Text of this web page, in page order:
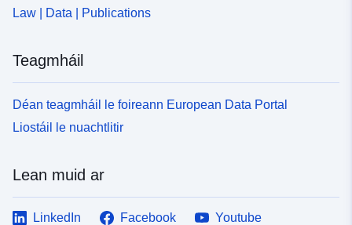
Law | Data | Publications
Teagmháil
Déan teagmháil le foireann European Data Portal
Liostáil le nuachtlitir
Lean muid ar
LinkedIn Facebook
Youtube